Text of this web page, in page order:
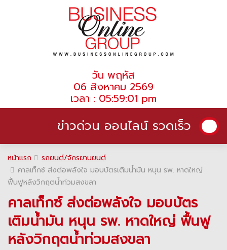
วัน พฤหัส
06 สิงหาคม 2569
เวลา : 05:59:01 pm
ข่าวด่วน ออนไลน์ รวดเร็ว
หน้าแรก
รถยนต์/จักรยานยนต์
คาลเท็กซ์ ส่งต่อพลังใจ มอบบัตรเติมน้ำมัน หนุน รพ. หาดใหญ่
ฟื้นฟูหลังวิกฤตน้ำท่วมสงขลา
คาลเท็กซ์ ส่งต่อพลังใจ มอบบัตร
เติมน้ำมัน หนุน รพ. หาดใหญ่ ฟื้นฟู
หลังวิกฤตน้ำท่วมสงขลา